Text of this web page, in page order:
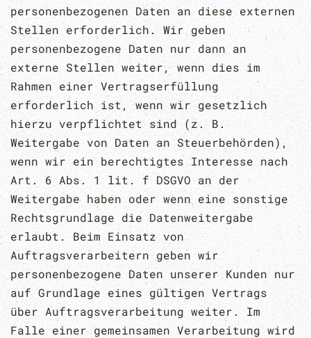
personenbezogenen Daten an diese externen
Stellen erforderlich. Wir geben
personenbezogene Daten nur dann an
externe Stellen weiter, wenn dies im
Rahmen einer Vertragserfüllung
erforderlich ist, wenn wir gesetzlich
hierzu verpflichtet sind (z. B.
Weitergabe von Daten an Steuerbehörden),
wenn wir ein berechtigtes Interesse nach
Art. 6 Abs. 1 lit. f DSGVO an der
Weitergabe haben oder wenn eine sonstige
Rechtsgrundlage die Datenweitergabe
erlaubt. Beim Einsatz von
Auftragsverarbeitern geben wir
personenbezogene Daten unserer Kunden nur
auf Grundlage eines gültigen Vertrags
über Auftragsverarbeitung weiter. Im
Falle einer gemeinsamen Verarbeitung wird